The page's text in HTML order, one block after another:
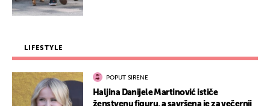
LIFESTYLE
POPUT SIRENE
Haljina Danijele Martinović ističe
ženstvenu figuru, a savršena je za večernji